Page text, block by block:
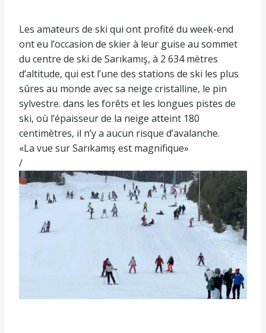
Les amateurs de ski qui ont profité du week-end
ont eu l’occasion de skier à leur guise au sommet
du centre de ski de Sarıkamış, à 2 634 mètres
d’altitude, qui est l’une des stations de ski les plus
sûres au monde avec sa neige cristalline, le pin
sylvestre. dans les forêts et les longues pistes de
ski, où l’épaisseur de la neige atteint 180
centimètres, il n’y a aucun risque d’avalanche.
«La vue sur Sarıkamış est magnifique»
/